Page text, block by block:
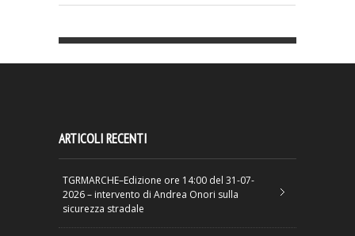
ARTICOLI RECENTI
TGRMARCHE–Edizione ore 14:00 del 31-07-
2026 – intervento di Andrea Onori sulla
sicurezza stradale